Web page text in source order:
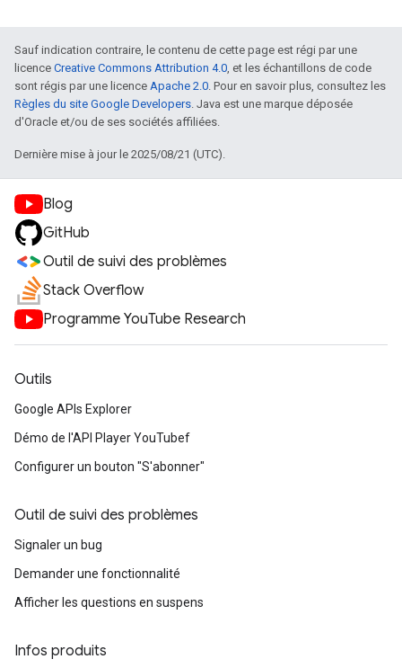
Sauf indication contraire, le contenu de cette page est régi par une
licence Creative Commons Attribution 4.0, et les échantillons de code
sont régis par une licence Apache 2.0. Pour en savoir plus, consultez les
Règles du site Google Developers. Java est une marque déposée
d'Oracle et/ou de ses sociétés affiliées.
Dernière mise à jour le 2025/08/21 (UTC).
Blog
GitHub
Outil de suivi des problèmes
Stack Overflow
Programme YouTube Research
Outils
Google APIs Explorer
Démo de l'API Player YouTubef
Configurer un bouton "S'abonner"
Outil de suivi des problèmes
Signaler un bug
Demander une fonctionnalité
Afficher les questions en suspens
Infos produits